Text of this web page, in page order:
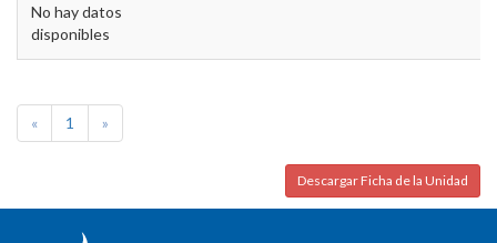
No hay datos
disponibles
« 1 »
Descargar Ficha de la Unidad